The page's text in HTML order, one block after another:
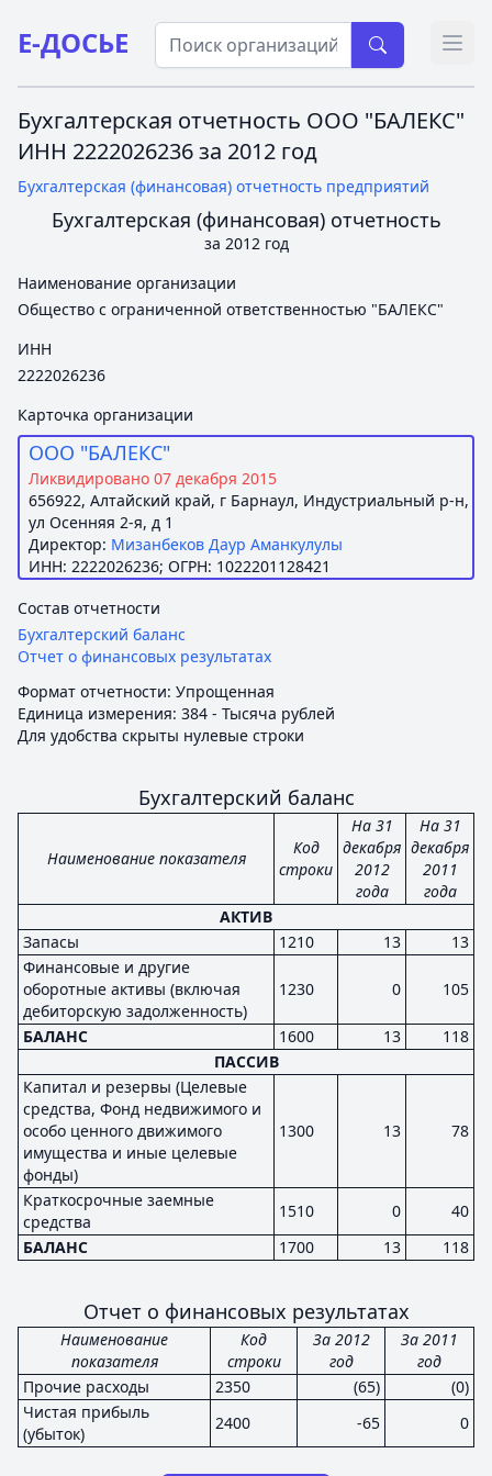
Е-ДОСЬЕ
Бухгалтерская отчетность ООО "БАЛЕКС"
ИНН 2222026236 за 2012 год
Бухгалтерская (финансовая) отчетность предприятий
Бухгалтерская (финансовая) отчетность
за 2012 год
Наименование организации
Общество с ограниченной ответственностью "БАЛЕКС"
ИНН
2222026236
Карточка организации
ООО "БАЛЕКС"
Ликвидировано 07 декабря 2015
656922, Алтайский край, г Барнаул, Индустриальный р-н,
ул Осенняя 2-я, д 1
Директор: Мизанбеков Даур Аманкулулы
ИНН: 2222026236; ОГРН: 1022201128421
Состав отчетности
Бухгалтерский баланс
Отчет о финансовых результатах
Формат отчетности: Упрощенная
Единица измерения: 384 - Тысяча рублей
Для удобства скрыты нулевые строки
Бухгалтерский баланс
Наименование показателя
Код
строки
На 31
декабря
2012
года
На 31
декабря
2011
года
АКТИВ
Запасы
1210 13
13
Финансовые и другие
оборотные активы (включая
дебиторскую задолженность)
1230 0 105
БАЛАНС 1600 13
118
ПАССИВ
Капитал и резервы (Целевые
средства, Фонд недвижимого и
особо ценного движимого
имущества и иные целевые
фонды)
1300 13 78
Краткосрочные заемные
средства
1510 0
40
БАЛАНС
1700 13 118
Отчет о финансовых результатах
Наименование
показателя
Код
строки
За 2012
год
За 2011
год
Прочие расходы
2350 (65)
(0)
Чистая прибыль
(убыток)
2400 -65 0